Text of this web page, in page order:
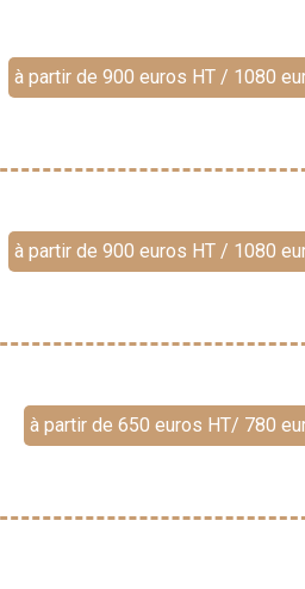
à partir de 900 euros HT / 1080
à partir de 900 euros HT / 1080
à partir de 650 euros HT/ 780